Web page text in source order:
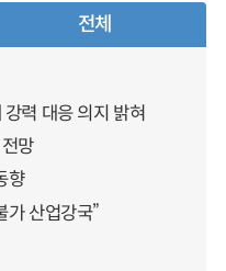
전체
강력 대응 의지 밝혀
망
향
산업강국”